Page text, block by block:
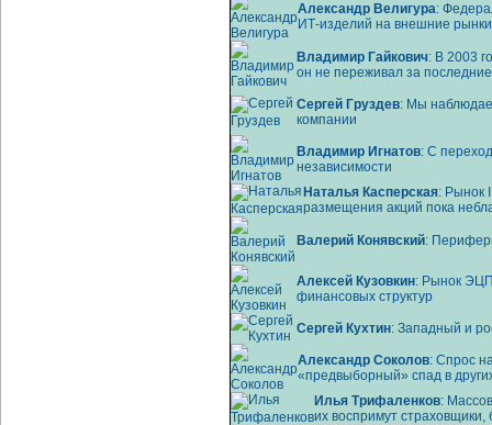
Александр Велигура:
ИТ-изделий на внешние рынки
Владимир Гайкович: В 2003
он не переживал за
Сергей Груздев: Мы
компании
Владимир Игнатов: С
независимости
Наталья Касперская: Рынок
размещения акций пока
Валерий Конявский:
Алексей Кузовкин: Рынок ЭЦП
финансовых структур
Сергей Кухтин: Западный и
Александр Соколов: Спрос
«предвыборный» спад в
Илья Трифаленков:
их воспримут страховщики,